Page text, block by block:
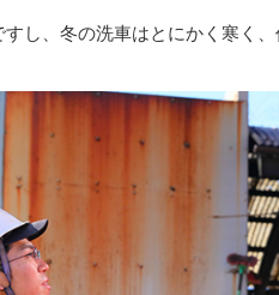
し、冬の洗車はとにかく寒く